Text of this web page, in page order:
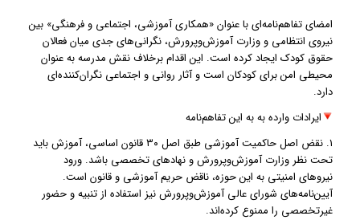
امضای تفاهم‌نامه‌ای با عنوان «همکاری آموزشی، اجتماعی و فرهنگی» بین
نیروی انتظامی و وزارت آموزش‌و‌پرورش، نگرانی‌های جدی میان فعالان
حقوق کودک ایجاد کرده است. این اقدام برخلاف نقش مدرسه به عنوان
محیطی امن برای کودکان است و آثار روانی و اجتماعی نگران‌کننده‌ای
دارد.
ایرادات وارده به به این تفاهم‌نامه
۱. نقض اصل حاکمیت آموزشی طبق اصل ۳۰ قانون اساسی، آموزش باید
تحت نظر وزارت آموزش‌و‌پرورش و نهادهای تخصصی باشد. ورود
نیروهای امنیتی به این حوزه، ناقض حریم آموزشی و قانون است.
آیین‌نامه‌های شورای عالی آموزش‌و‌پرورش نیز استفاده از تنبیه و حضور
غیرتخصصی را ممنوع کرده‌اند.